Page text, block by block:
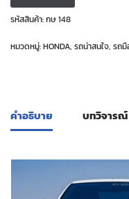
รหัสสินค้า:กษ 148
หมวดหมู่:HONDA, รถน่าสนใจ, รถ
คำอธิบาย บทวิจาร